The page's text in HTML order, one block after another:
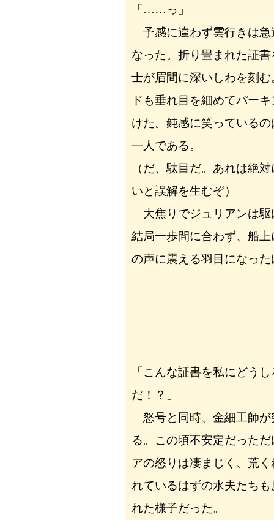
「……っ」
予感に違わず雲行きは急
なった。折り畳まれた証
士が眉間に深いしわを刻
ドも垂れ目を細めてパー
けた。鈍感に笑っている
一人である。
（だ、駄目だ。あれは絶
いと誤解を生むぞ）
大焦りでジュリアンは駆
結局一歩間に合わず、船
の声に震える羽目になっ
「こんな証書を私にどう
だ！？」
怒号と同時、金細工師が
る。この頃不安定だった
アの怒りは凄まじく、荒
れているはずの水夫たち
れた様子だった。